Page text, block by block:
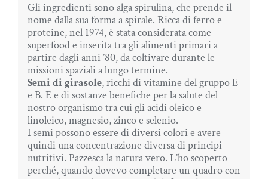
Gli ingredienti sono alga spirulina, che prende il
nome dalla sua forma a spirale. Ricca di ferro e
proteine, nel 1974, è stata considerata come
superfood e inserita tra gli alimenti primari a
partire dagli anni ’80, da coltivare durante le
missioni spaziali a lungo termine.
Semi di girasole, ricchi di vitamine del gruppo E
e B. E e di sostanze benefiche per la salute del
nostro organismo tra cui gli acidi oleico e
linoleico, magnesio, zinco e selenio.
I semi possono essere di diversi colori e avere
quindi una concentrazione diversa di principi
nutritivi. Pazzesca la natura vero. L’ho scoperto
perché, quando dovevo completare un quadro con